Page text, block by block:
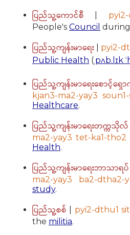
ပြည်သူ့ကောင်စီ
People's Council
ပြည်သူ့ကျန်းမာရေး pyi2-
Public Health ( ˌpʌb.lɪk
ပြည်သူ့ကျန်းမာရေးစောင့်ရှေ
kjan3-ma2-yay3
Healthcare.
ပြည်သူ့ကျန်းမာရေးတက္ကသိုလ်
ma2-yay3 tet-ka1-tho2
Health.
ပြည်သူ့ကျန်းမာရေးဘာသာရပ်
ma2-yay3 ba2-dtha2-
study.
ပြည်သူ့စစ် pyi2-dthu1 sit
the militia.